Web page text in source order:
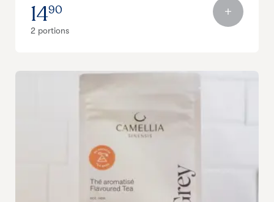
1490
2 portions